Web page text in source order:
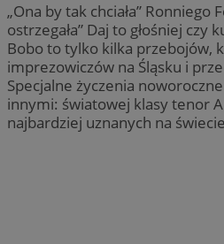
„Ona by tak chciała” Ronniego
ostrzegała” Daj to głośniej czy
Bobo to tylko kilka przebojów,
imprezowiczów na Śląsku i
Specjalne życzenia
innymi: światowej klasy tenor
najbardziej uznanych na